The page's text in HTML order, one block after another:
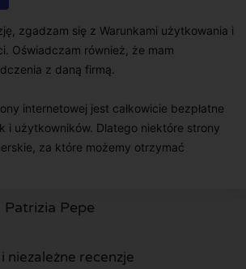
zgadzam się z Warunkami użytkowania i
Oświadczam również, że mam
z daną firmą.
internetowej jest całkowicie bezpłatne
i użytkowników. Dlatego niektóre strony
za które możemy otrzymać
Patrizia Pepe
niezależne recenzje